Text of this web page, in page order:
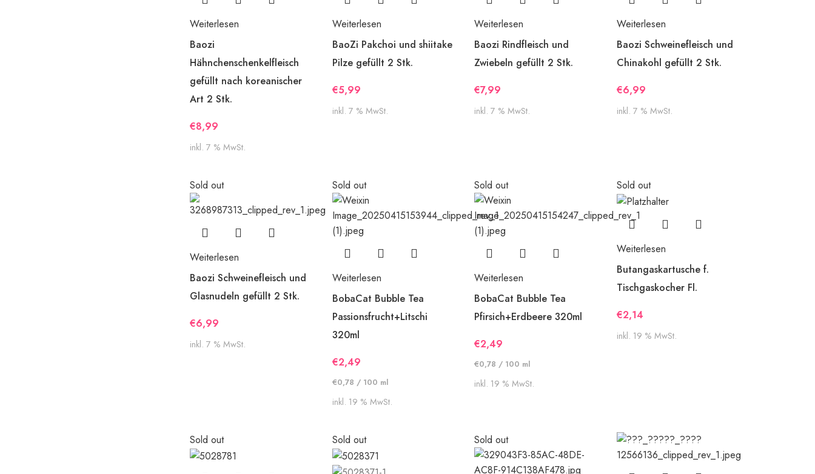
Weiterlesen
Baozi
Hähnchenschenkelfleisch
gefüllt nach koreanischer
Art 2 Stk.
€8,99
inkl. 7 % MwSt.
Weiterlesen
BaoZi Pakchoi und shiitake
Pilze gefüllt 2 Stk.
€5,99
inkl. 7 % MwSt.
Weiterlesen
Baozi Rindfleisch und
Zwiebeln gefüllt 2 Stk.
€7,99
inkl. 7 % MwSt.
Weiterlesen
Baozi Schweinefleisch und
Chinakohl gefüllt 2 Stk.
€6,99
inkl. 7 % MwSt.
Sold out
Weiterlesen
Baozi Schweinefleisch und
Glasnudeln gefüllt 2 Stk.
€6,99
inkl. 7 % MwSt.
Sold out
Weiterlesen
BobaCat Bubble Tea
Passionsfrucht+Litschi
320ml
€2,49
€0,78 / 100 ml
inkl. 19 % MwSt.
Sold out
Weiterlesen
BobaCat Bubble Tea
Pfirsich+Erdbeere 320ml
€2,49
€0,78 / 100 ml
inkl. 19 % MwSt.
Sold out
Weiterlesen
Butangaskartusche f.
Tischgaskocher Fl.
€2,14
inkl. 19 % MwSt.
Sold out Sold out Sold out